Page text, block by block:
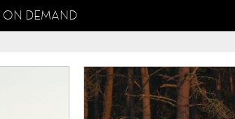
ON DEMAND